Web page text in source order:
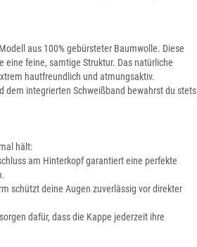
aus 100% gebürsteter Baumwolle. Diese
feine, samtige Struktur. Das natürliche
hautfreundlich und atmungsaktiv.
integrierten Schweißband bewahrst du stets
hält:
am Hinterkopf garantiert eine perfekte
schützt deine Augen zuverlässig vor direkter
dafür, dass die Kappe jederzeit ihre